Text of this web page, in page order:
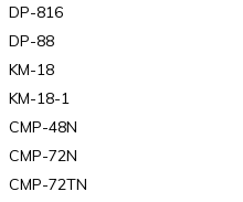
DP-816
DP-88
KM-18
KM-18-1
CMP-48N
CMP-72N
CMP-72TN